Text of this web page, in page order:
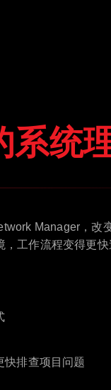
统
Manager，改
工作流程变得更快
快排查项目问题